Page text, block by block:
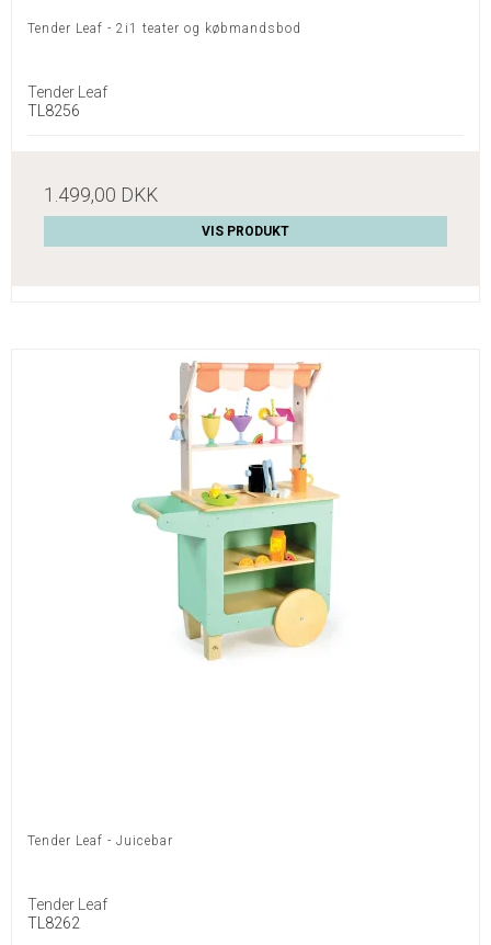
Tender Leaf - 2i1 teater og købmandsbod
Tender Leaf
TL8256
1.499,00 DKK
VIS PRODUKT
Tender Leaf - Juicebar
Tender Leaf
TL8262